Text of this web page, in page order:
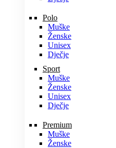
Polo
Muške
Ženske
Unisex
Dječje
Sport
Muške
Ženske
Unisex
Dječje
Premium
Muške
Ženske